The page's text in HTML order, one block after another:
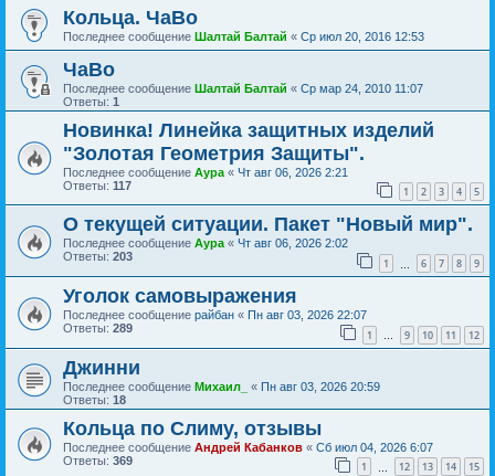
Кольца. ЧаВо
Последнее сообщение Шалтай Балтай « Ср июл 20, 2016 12:53
ЧаВо
Последнее сообщение Шалтай Балтай « Ср мар 24, 2010 11:07
Ответы: 1
Новинка! Линейка защитных изделий
"Золотая Геометрия Защиты".
Последнее сообщение Аура « Чт авг 06, 2026 2:21
Ответы: 117 1 2 3 4 5
О текущей ситуации. Пакет "Новый мир".
Последнее сообщение Аура« Чт авг 06, 2026 2:02
Ответы: 203 1 6 7 8 9
Уголок самовыражения
Последнее сообщение райбан « Пн авг 03, 2026 22:07
Ответы: 289 1 … 9 10 11 12
Джинни
Последнее сообщение Михаил_ « Пн авг 03, 2026 20:59
Ответы: 18
Кольца по Слиму, отзывы
Последнее сообщение Андрей Кабанков « Сб июл 04, 2026 6:07
Ответы: 369 1 12 13 14 15